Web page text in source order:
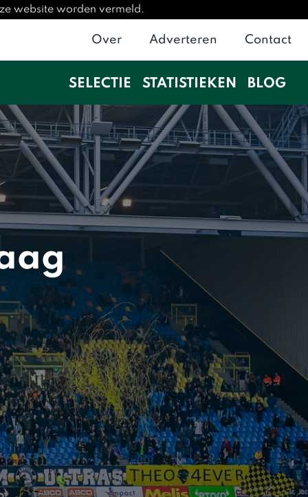
website worden vermeld.
Over Adverteren Contact
SELECTIE STATISTIEKEN BLOG